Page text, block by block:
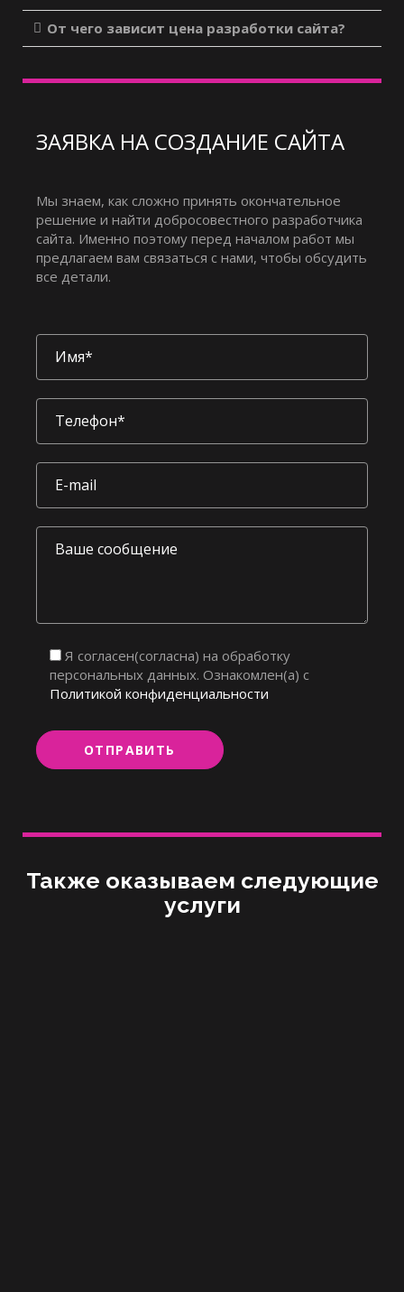
От чего зависит цена разработки сайта?
ЗАЯВКА НА СОЗДАНИЕ САЙТА
Мы знаем, как сложно принять окончательное
решение и найти добросовестного разработчика
сайта. Именно поэтому перед началом работ мы
предлагаем вам связаться с нами, чтобы обсудить
все детали.
Я согласен(согласна) на обработку
персональных данных. Ознакомлен(а) с
Политикой конфиденциальности
Также оказываем следующие
услуги